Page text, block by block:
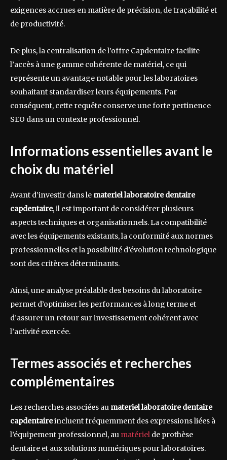
exigences accrues en matière de précision, de traçabilité et
de productivité.
De plus, la centralisation de l’offre Capdentaire facilite
l’accès à une gamme cohérente de matériel, ce qui
représente un avantage notable pour les laboratoires
souhaitant standardiser leurs équipements. Par
conséquent, cette requête conserve une forte pertinence
SEO dans un contexte professionnel.
Informations essentielles avant le
choix du matériel
Avant d’investir dans le materiel laboratoire dentaire
capdentaire, il est important de considérer plusieurs
aspects techniques et organisationnels. La compatibilité
avec les équipements existants, la conformité aux normes
professionnelles et la possibilité d’évolution technologique
sont des critères déterminants.
Ainsi, une analyse préalable des besoins du laboratoire
permet d’optimiser les performances à long terme et
d’assurer un retour sur investissement cohérent avec
l’activité exercée.
Termes associés et recherches
complémentaires
Les recherches associées au materiel laboratoire dentaire
capdentaireincluent fréquemment des expressions liées à
l’équipement professionnel, au matériel de prothèse
dentaire et aux solutions numériques pour laboratoires.